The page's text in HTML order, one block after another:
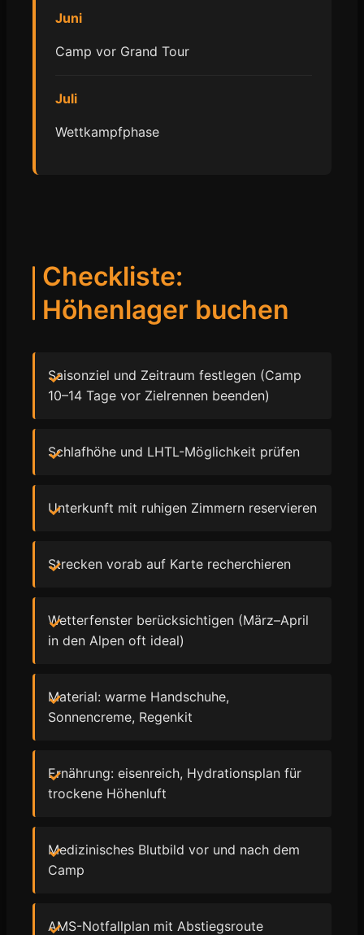
Juni
Camp vor Grand Tour
Juli
Wettkampfphase
Checkliste:
Höhenlager buchen
Saisonziel und Zeitraum festlegen (Camp
10–14 Tage vor Zielrennen beenden)
Schlafhöhe und LHTL-Möglichkeit prüfen
Unterkunft mit ruhigen Zimmern reservieren
Strecken vorab auf Karte recherchieren
Wetterfenster berücksichtigen (März–April
in den Alpen oft ideal)
Material: warme Handschuhe,
Sonnencreme, Regenkit
Ernährung: eisenreich, Hydrationsplan für
trockene Höhenluft
Medizinisches Blutbild vor und nach dem
Camp
AMS-Notfallplan mit Abstiegsroute